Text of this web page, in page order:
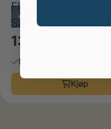
Flåklypa matboks
Samtalen, Ludvig &
Solan
134,-
På lager
Kjøp